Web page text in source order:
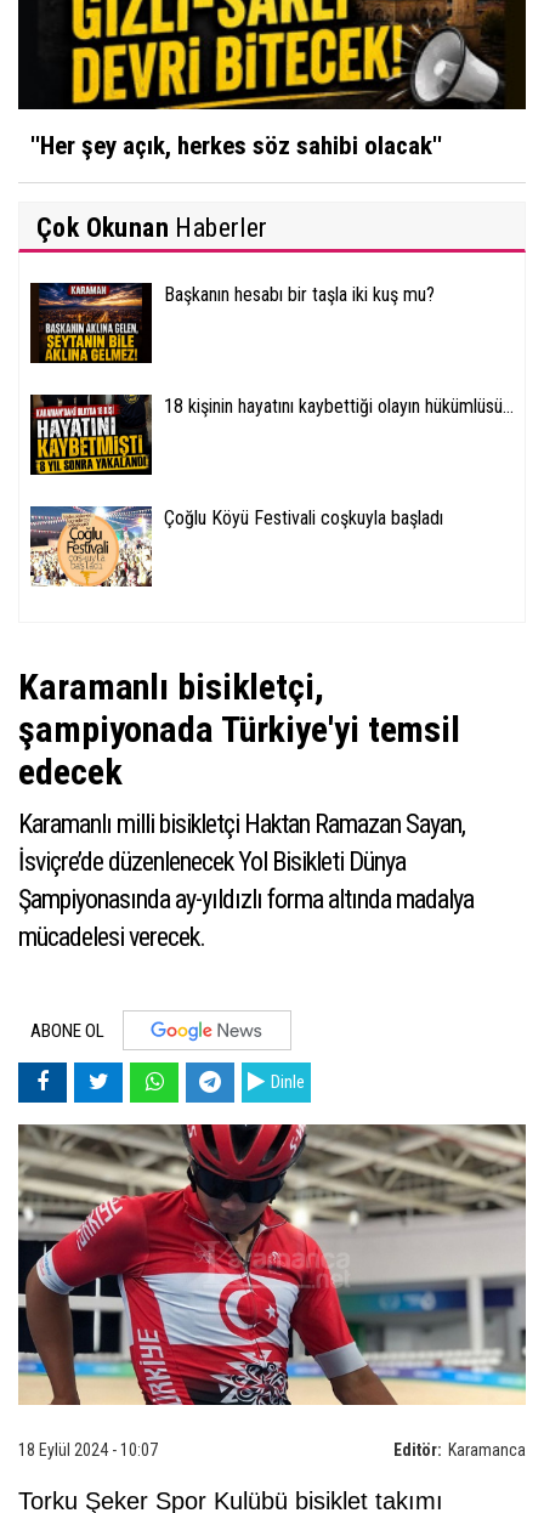
''Her şey açık, herkes söz sahibi olacak''
Çok Okunan Haberler
Başkanın hesabı bir taşla iki kuş mu?
18 kişinin hayatını kaybettiği olayın hükümlüsü...
Çoğlu Köyü Festivali coşkuyla başladı
Karamanlı bisikletçi,
şampiyonada Türkiye'yi temsil
edecek
Karamanlı milli bisikletçi Haktan Ramazan Sayan,
İsviçre’de düzenlenecek Yol Bisikleti Dünya
Şampiyonasında ay-yıldızlı forma altında madalya
mücadelesi verecek.
ABONE OL
Dinle
Editör: Karamanca
18 Eylül 2024 - 10:07
Torku Şeker Spor Kulübü bisiklet takımı